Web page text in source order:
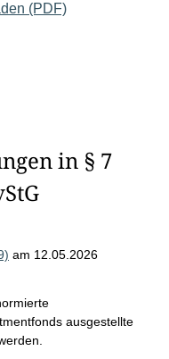
(PDF)
in § 7
am 12.05.2026
ausgestellte